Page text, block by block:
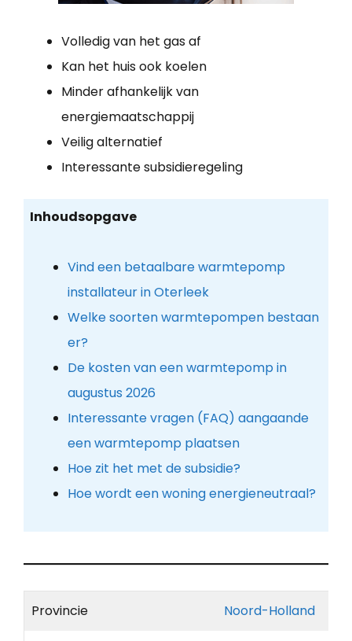
Volledig van het gas af
Kan het huis ook koelen
Minder afhankelijk van
energiemaatschappij
Veilig alternatief
Interessante subsidieregeling
Inhoudsopgave
Vind een betaalbare warmtepomp
installateur in Oterleek
Welke soorten warmtepompen bestaan
er?
De kosten van een warmtepomp in
augustus 2026
Interessante vragen (FAQ) aangaande
een warmtepomp plaatsen
Hoe zit het met de subsidie?
Hoe wordt een woning energieneutraal?
Provincie Noord-Holland